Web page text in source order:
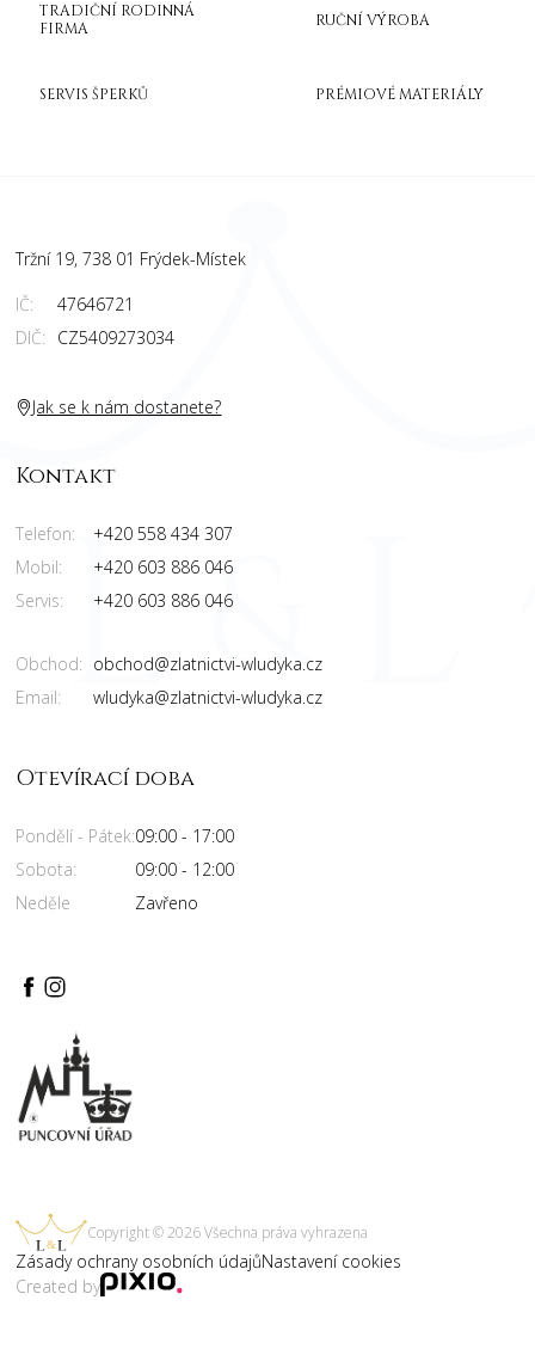
TRADIČNÍ RODINNÁ
FIRMA
RUČNÍ VÝROBA
SERVIS ŠPERKŮ PRÉMIOVÉ MATERIÁLY
Tržní 19, 738 01 Frýdek-Místek
IČ:
47646721
DIČ:
CZ5409273034
Jak se k nám dostanete?
Kontakt
Telefon:
+420 558 434 307
Mobil:
+420 603 886 046
Servis:
+420 603 886 046
Obchod: obchod@zlatnictvi-wludyka.cz
Email:
wludyka@zlatnictvi-wludyka.cz
Otevírací doba
Pondělí - Pátek:09:00 - 17:00
Sobota:
09:00 - 12:00
Neděle
Zavřeno
Copyright © 2026 Všechna práva vyhrazena
Zásady ochrany osobních údajůNastavení cookies
Created by